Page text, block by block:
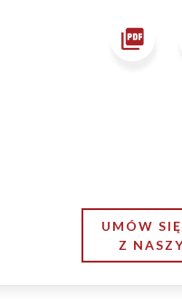
UMÓW
Z